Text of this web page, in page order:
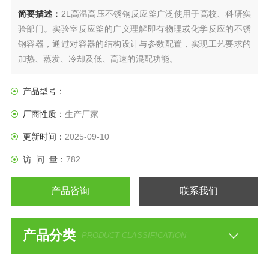
简要描述： 2L高温高压不锈钢反应釜广泛使用于高校、科研实
验部门。实验室反应釜的广义理解即有物理或化学反应的不锈
钢容器，通过对容器的结构设计与参数配置，实现工艺要求的
加热、蒸发、冷却及低、高速的混配功能。
产品型号：
厂商性质： 生产厂家
更新时间： 2025-09-10
访 问 量： 782
产品咨询 联系我们
产品分类 PRODUCT CLASSIFICATION